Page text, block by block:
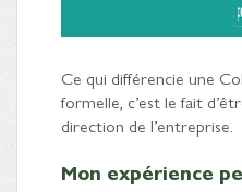
Ce qui différencie une
formelle, c’est le fait
direction de l’entreprise.
Mon expérience